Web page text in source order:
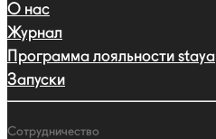
О нас
Журнал
Программа лояльности staya
Запуски
Сотрудничество